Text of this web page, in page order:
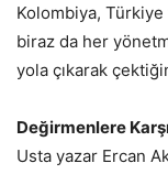
Kolombiya,
biraz da her
yola çıkarak
Değirmenlere
Usta yazar Ercan